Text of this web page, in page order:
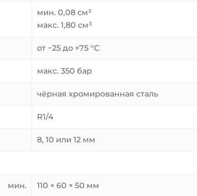
мин. 0,08 см³
макс. 1,80 см³
от −25 до +75 °C
макс. 350 бар
чёрная хромированная сталь
R1/4
8, 10 или 12 мм
мин. 110 × 60 × 50 мм